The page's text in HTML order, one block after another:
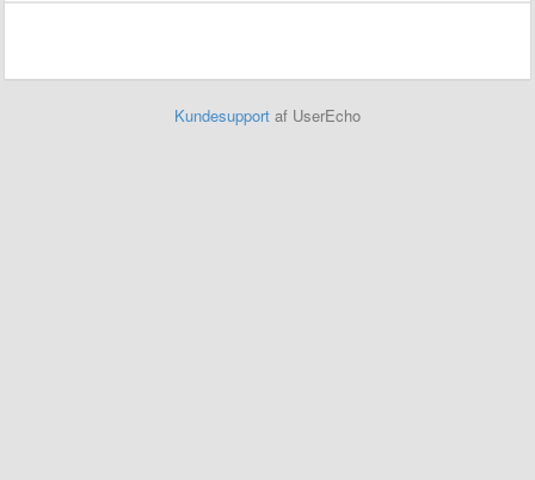
Kundesupport af UserEcho